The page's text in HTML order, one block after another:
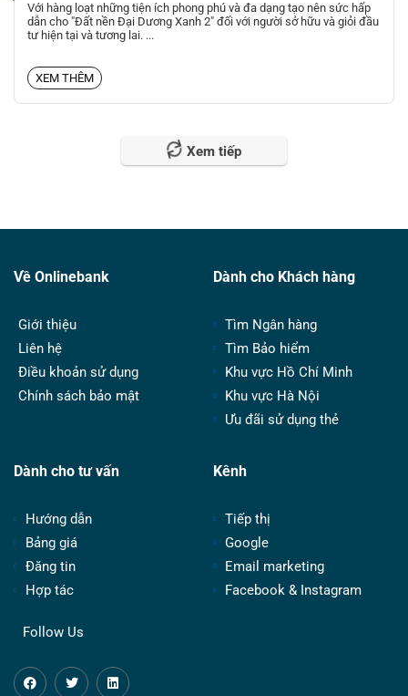
Với hàng loạt những tiện ích phong phú và đa dạng tạo nên sức hấp
dẫn cho "Đất nền Đại Dương Xanh 2" đối với người sở hữu và giỏi đầu
tư hiện tại và tương lai. ...
XEM THÊM
Xem tiếp
Về Onlinebank
Giới thiệu
Liên hệ
Điều khoản sử dụng
Chính sách bảo mật
Dành cho Khách hàng
Tìm Ngân hàng
Tìm Bảo hiểm
Khu vực Hồ Chí Minh
Khu vực Hà Nội
Ưu đãi sử dụng thẻ
Dành cho tư vấn
Hướng dẫn
Bảng giá
Đăng tin
Hợp tác
Kênh
Tiếp thị
Google
Email marketing
Facebook & Instagram
Follow Us